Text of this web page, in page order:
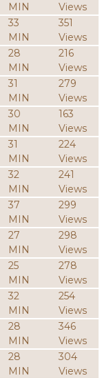
MIN
Views
33
MIN
351
Views
28
MIN
216
Views
31
MIN
279
Views
30
MIN
163
Views
31
MIN
224
Views
32
MIN
241
Views
37
MIN
299
Views
27
MIN
298
Views
25
MIN
278
Views
32
MIN
254
Views
28
MIN
346
Views
28
MIN
304
Views